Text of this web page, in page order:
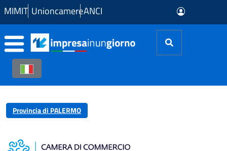
Skip to Main Content
MIMIT UnioncamereANCI
Provincia di PALERMO